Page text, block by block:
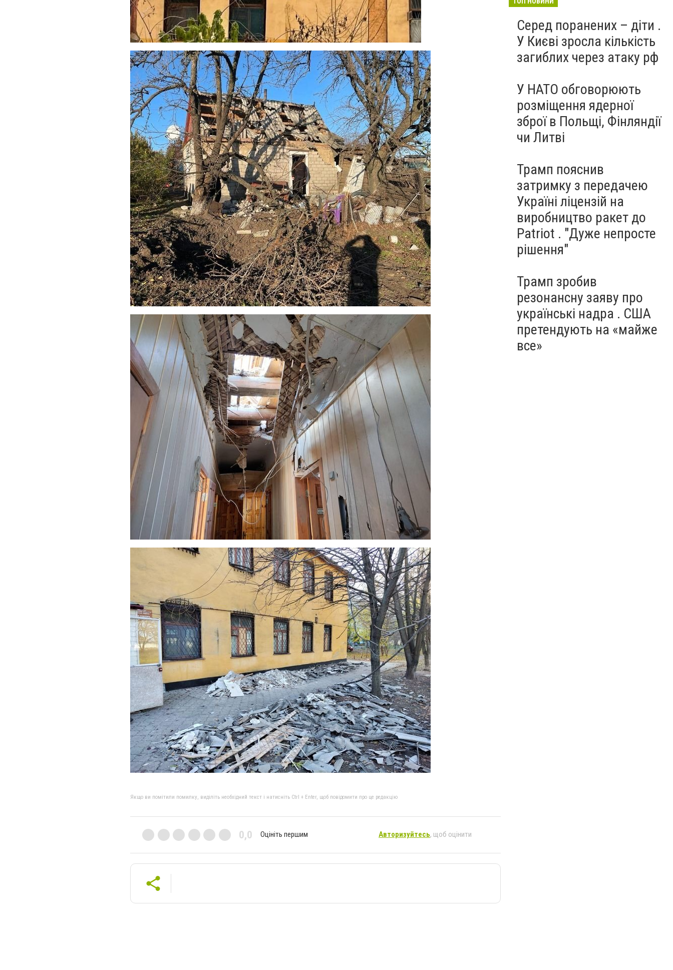
Якщо ви помітили помилку, виділіть необхідний текст і натисніть Ctrl + Enter, щоб повідомити про це редакцію
0,0 Оцініть першим Авторизуйтесь, щоб оцінити
Серед поранених – діти .
У Києві зросла кількість
загиблих через атаку рф
У НАТО обговорюють
розміщення ядерної
зброї в Польщі, Фінляндії
чи Литві
Трамп пояснив
затримку з передачею
Україні ліцензій на
виробництво ракет до
Patriot . "Дуже непросте
рішення"
Трамп зробив
резонансну заяву про
українські надра . США
претендують на «майже
все»